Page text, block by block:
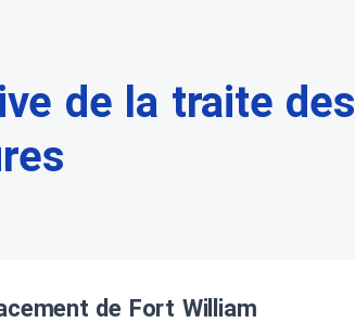
de la traite des
de Fort William